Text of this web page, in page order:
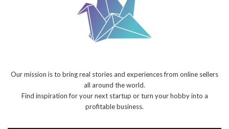
Our mission is to bring real stories and experiences from online sellers
all around the world.
Find inspiration for your next startup or turn your hobby into a
profitable business.